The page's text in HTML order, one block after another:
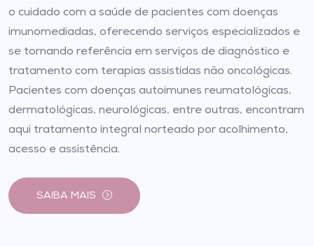
o cuidado com a saúde de pacientes com doenças
imunomediadas, oferecendo serviços especializados e
se tornando referência em serviços de diagnóstico e
tratamento com terapias assistidas não oncológicas.
Pacientes com doenças autoimunes reumatológicas,
dermatológicas, neurológicas, entre outras, encontram
aqui tratamento integral norteado por acolhimento,
acesso e assistência.
SAIBA MAIS